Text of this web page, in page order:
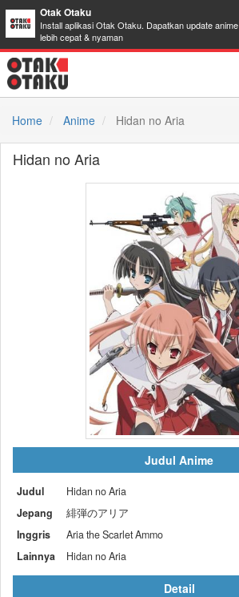
Otak Otaku
Install aplikasi Otak Otaku. Dapatkan update anime
lebih cepat & nyaman
Home
Anime Hidan no Aria
Hidan no Aria
Judul Anime
Judul
Hidan no Aria
Jepang
緋弾のアリア
Inggris
Aria the Scarlet Ammo
Lainnya
Hidan no Aria
Detail